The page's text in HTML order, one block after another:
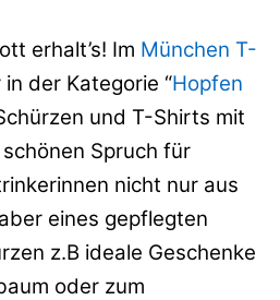
erhalt’s! Im München T-
der Kategorie “Hopfen
und T-Shirts mit
Spruch für
nicht nur aus
eines gepflegten
z.B ideale Geschenke
oder zum